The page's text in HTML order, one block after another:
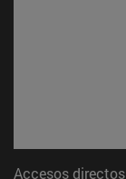
Accesos directos